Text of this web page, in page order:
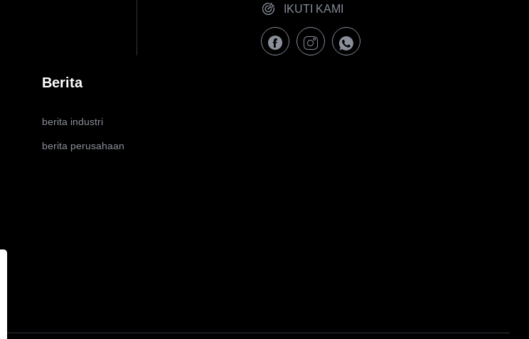
IKUTI KAMI
Berita
berita industri
berita perusahaan